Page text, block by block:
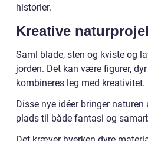
historier.
Kreative
Saml blade, sten og kviste og
jorden. Det kan være figurer,
kombineres leg med kreativitet.
Disse nye idéer bringer
plads til både fantasi og